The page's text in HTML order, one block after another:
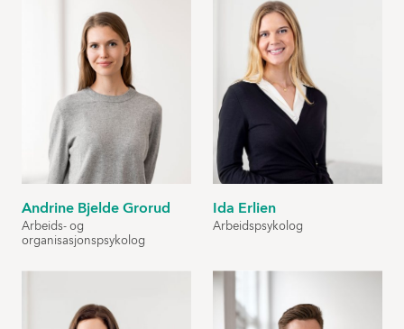
Andrine Bjelde Grorud
Arbeids- og
organisasjonspsykolog
Ida Erlien
Arbeidspsykolog